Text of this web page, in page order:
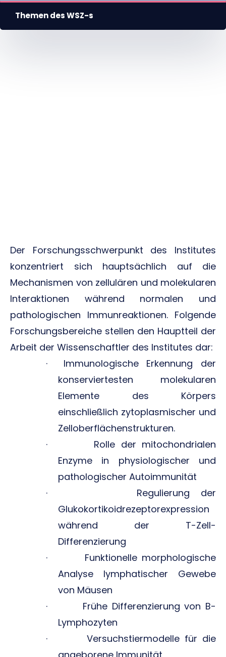
Nyelv
Der Forschungsschwerpunkt des Institutes
konzentriert sich hauptsächlich auf die
Mechanismen von zellulären und molekularen
Interaktionen während normalen und
pathologischen Immunreaktionen. Folgende
Forschungsbereiche stellen den Hauptteil der
Arbeit der Wissenschaftler des Institutes dar:
· Immunologische Erkennung der
konserviertesten molekularen
Elemente des Körpers
einschließlich zytoplasmischer und
Zelloberflächenstrukturen.
· Rolle der mitochondrialen
Enzyme in physiologischer und
pathologischer Autoimmunität
· Regulierung der
Glukokortikoidrezeptorexpression
während der T-Zell-
Differenzierung
· Funktionelle morphologische
Analyse lymphatischer Gewebe
von Mäusen
· Frühe Differenzierung von B-
Lymphozyten
· Versuchstiermodelle für die
Themen des WSZ-s